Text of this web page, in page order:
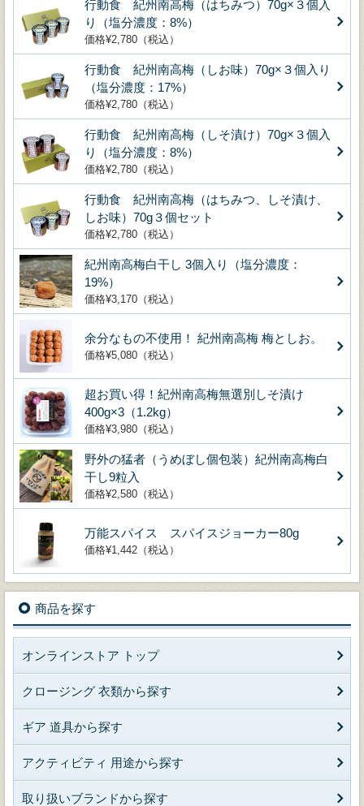
行動食 紀州南高梅（はちみつ）70g×３個入
り（塩分濃度：8%）
価格¥2,780（税込）
行動食 紀州南高梅（しお味）70g×３個入り
（塩分濃度：17%）
価格¥2,780（税込）
行動食 紀州南高梅（しそ漬け）70g×３個入
り（塩分濃度：8%）
価格¥2,780（税込）
行動食 紀州南高梅（はちみつ、しそ漬け、
しお味）70g３個セット
価格¥2,780（税込）
紀州南高梅白干し 3個入り（塩分濃度：
19%）
価格¥3,170（税込）
余分なもの不使用！ 紀州南高梅 梅としお。
価格¥5,080（税込）
超お買い得！紀州南高梅無選別しそ漬け
400g×3（1.2kg）
価格¥3,980（税込）
野外の猛者（うめぼし個包装）紀州南高梅白
干し9粒入
価格¥2,580（税込）
万能スパイス スパイスジョーカー80g
価格¥1,442（税込）
商品を探す
オンラインストア トップ
クロージング 衣類から探す
ギア 道具から探す
アクティビティ 用途から探す
取り扱いブランドから探す